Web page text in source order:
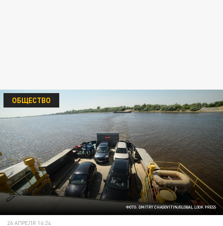
ФОТО: DMITRY CHASOVITIN/GLOBAL LOOK PRESS
ОБЩЕСТВО
26 АПРЕЛЯ 16:24